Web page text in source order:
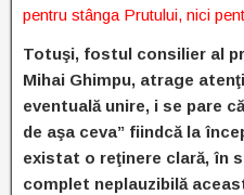
pentru stânga Prutului, nici
Totuşi, fostul consilier al
Mihai Ghimpu, atrage
eventuală unire, i se pare
de aşa ceva” fiindcă la
existat o reţinere clară, în
complet neplauzibilă